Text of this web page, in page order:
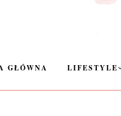
GŁÓWNA LIFESTYLE